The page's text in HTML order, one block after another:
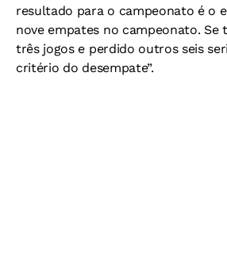
resultado para o campeonato é o
nove empates no campeonato. Se
três jogos e perdido outros seis
critério do desempate”.